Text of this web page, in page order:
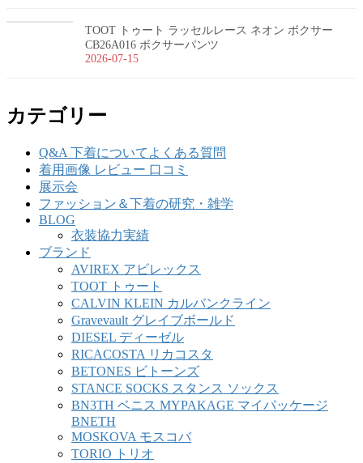
TOOT トゥート ラッセルレース ネオン ボクサー
CB26A016 ボクサーパンツ
2026-07-15
カテゴリー
Q&A 下着についてよくある質問
着用画像 レビュー 口コミ
展示会
ファッション＆下着の研究・雑学
BLOG
衣装協力実績
ブランド
AVIREX アビレックス
TOOT トゥート
CALVIN KLEIN カルバンクライン
Gravevault グレイブボールド
DIESEL ディーゼル
RICACOSTA リカコスタ
BETONES ビトーンズ
STANCE SOCKS スタンス ソックス
BN3TH ベニス MYPAKAGE マイパッケージ
BNETH
MOSKOVA モスコバ
TORIO トリオ